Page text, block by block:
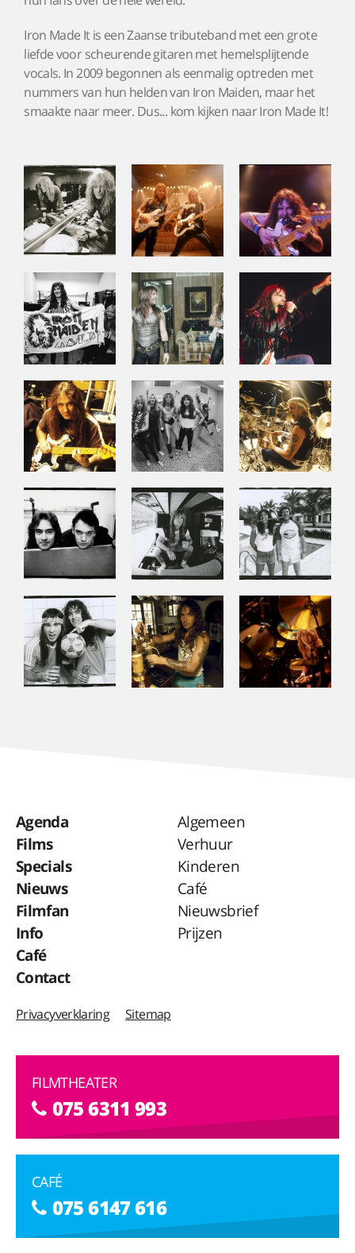
Iron Made It is een Zaanse tributeband met een grote
liefde voor scheurende gitaren met hemelsplijtende
vocals. In 2009 begonnen als eenmalig optreden met
nummers van hun helden van Iron Maiden, maar het
smaakte naar meer. Dus... kom kijken naar Iron Made It!
Agenda
Films
Specials
Nieuws
Filmfan
Info
Café
Contact
Algemeen
Verhuur
Kinderen
Café
Nieuwsbrief
Prijzen
Privacyverklaring Sitemap
FILMTHEATER
075 6311 993
CAFÉ
075 6147 616